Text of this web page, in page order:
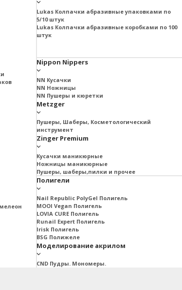
Lukas Колпачки абразивные упаковками по
5/10 штук
Lukas Колпачки абразивные коробками по 100
штук
Nippon Nippers
NN Кусачки
NN Ножницы
NN Пушеры и кюретки
Metzger
Пушеры, Шаберы, Косметологический
инструмент
Zinger Premium
Кусачки маникюрные
Ножницы маникюрные
Пушеры, шаберы,пилки и прочее
Полигели
Nail Republic PolyGel Полигель
MOOI Vegan Полигель
LOVIA CURE Полигель
Runail Expert Полигель
Irisk Полигель
BSG Полижеле
Моделирование акрилом
CND Пудры. Мономеры.